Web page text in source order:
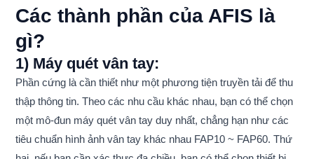
Các thành phần của AFIS là
gì?
1) Máy quét vân tay:
Phần cứng là cần thiết như một phương tiện truyền tải để thu
thập thông tin. Theo các nhu cầu khác nhau, bạn có thể chọn
một mô-đun máy quét vân tay duy nhất, chẳng hạn như các
tiêu chuẩn hình ảnh vân tay khác nhau FAP10 ~ FAP60. Thứ